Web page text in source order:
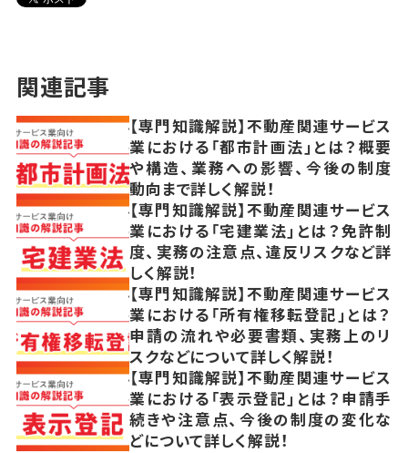
関連記事
【専門知識解説】不動産関連サービス
業における「都市計画法」とは？概要
や構造、業務への影響、今後の制度
動向まで詳しく解説！
【専門知識解説】不動産関連サービス
業における「宅建業法」とは？免許制
度、実務の注意点、違反リスクなど詳
しく解説！
【専門知識解説】不動産関連サービス
業における「所有権移転登記」とは？
申請の流れや必要書類、実務上のリ
スクなどについて詳しく解説！
【専門知識解説】不動産関連サービス
業における「表示登記」とは？申請手
続きや注意点、今後の制度の変化な
どについて詳しく解説！